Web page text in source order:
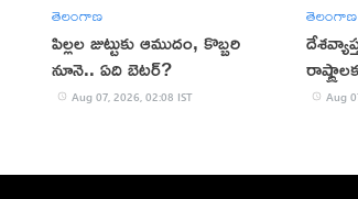
తెలంగాణ
పిల్లల జుట్టుకు ఆముదం, కొబ్బరి
నూనె.. ఏది బెటర్?
Aug 07, 2026, 02:08 IST
తెలంగాణ
Aug